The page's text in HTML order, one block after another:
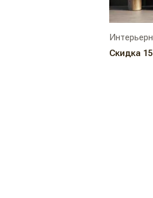
Скидка